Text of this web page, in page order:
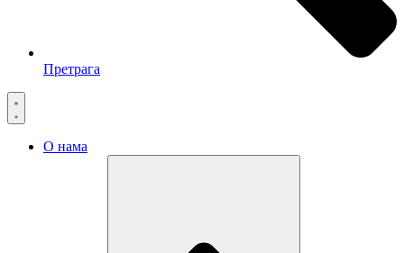
Претрага
О нама